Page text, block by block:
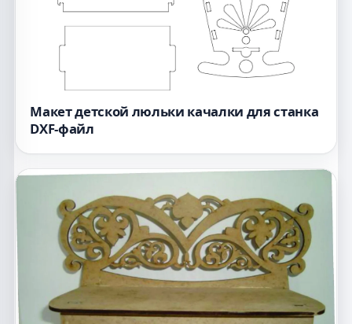
Макет детской люльки качалки для станка
DXF-файл